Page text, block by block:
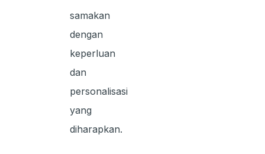
samakan
dengan
keperluan
dan
personalisasi
yang
diharapkan.